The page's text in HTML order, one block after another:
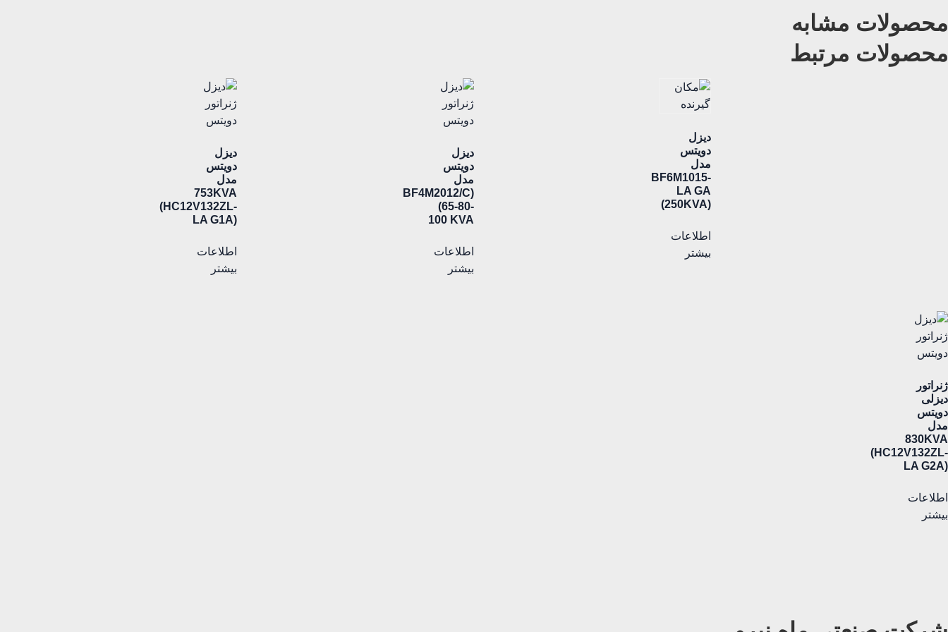
محصولات مشابه
محصولات مرتبط
دیزل
دویتس
مدل
BF6M1015-
LA GA
(250KVA)
اطلاعات
بیشتر
دیزل
دویتس
مدل
(BF4M2012/C
(65-80-
100 KVA
اطلاعات
بیشتر
دیزل
دویتس
مدل
753KVA
(HC12V132ZL-
LA G1A)
اطلاعات
بیشتر
ژنراتور
دیزلی
دویتس
مدل
830KVA
(HC12V132ZL-
LA G2A)
اطلاعات
بیشتر